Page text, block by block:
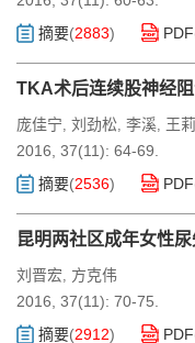
摘要(2883) PDF
TKA术后连续股神经
庞佳宁, 刘劲松, 李溪, 王
2016, 37(11): 64-69.
摘要(2536) PDF
昆明两社区成年女性
刘晋宏, 方克伟
2016, 37(11): 70-75.
摘要(2912) PDF